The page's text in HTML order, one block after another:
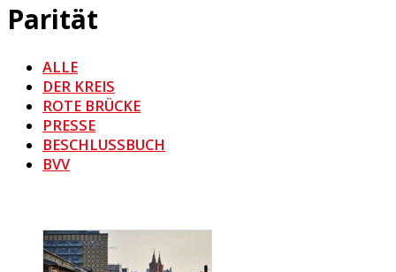
Parität
ALLE
DER KREIS
ROTE BRÜCKE
PRESSE
BESCHLUSSBUCH
BVV